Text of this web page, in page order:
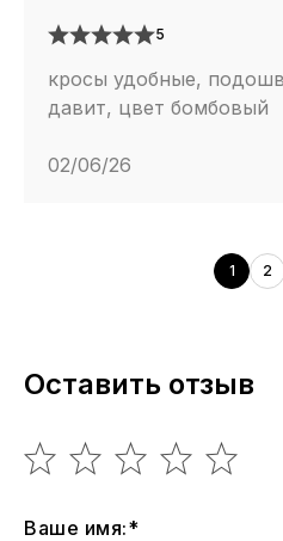
5
кросы удобные,
давит, цвет бомбовый
02/06/26
1 2
Оставить отзыв
Ваше имя:*